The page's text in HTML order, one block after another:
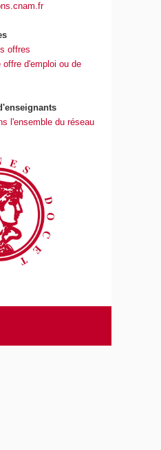
offres
offre d'emploi ou de
l'ensemble du réseau